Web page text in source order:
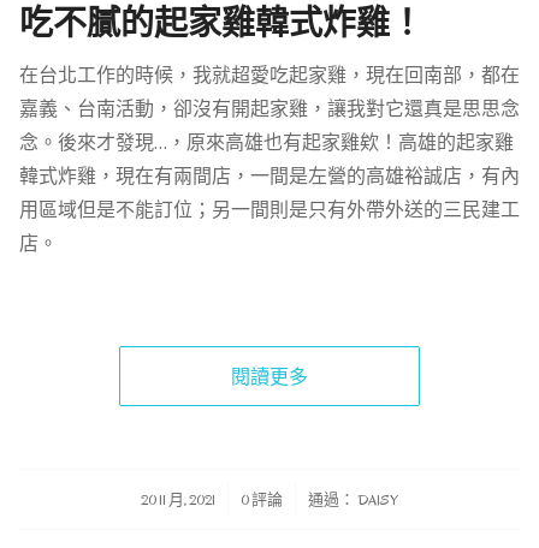
吃不膩的起家雞韓式炸雞！
在台北工作的時候，我就超愛吃起家雞，現在回南部，都在
嘉義、台南活動，卻沒有開起家雞，讓我對它還真是思思念
念。後來才發現…，原來高雄也有起家雞欸！高雄的起家雞
韓式炸雞，現在有兩間店，一間是左營的高雄裕誠店，有內
用區域但是不能訂位；另一間則是只有外帶外送的三民建工
店。
閱讀更多
20 11 月, 2021
/ 0 評論 通過： DAISY